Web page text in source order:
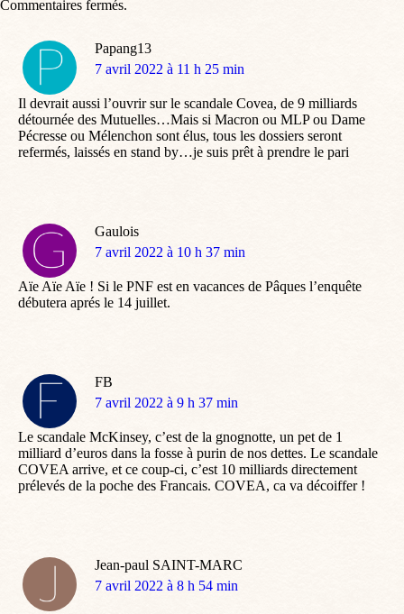
Papang13
dit
7 avril 2022 à 11 h 25 min
Il devrait aussi l’ouvrir sur le scandale Covea, de 9 milliards
détournée des Mutuelles…Mais si Macron ou MLP ou Dame
Pécresse ou Mélenchon sont élus, tous les dossiers seront
refermés, laissés en stand by…je suis prêt à prendre le pari
Gaulois
dit
7 avril 2022 à 10 h 37 min
Aïe Aïe Aïe ! Si le PNF est en vacances de Pâques l’enquête
débutera aprés le 14 juillet.
FB
dit
7 avril 2022 à 9 h 37 min
Le scandale McKinsey, c’est de la gnognotte, un pet de 1
milliard d’euros dans la fosse à purin de nos dettes. Le scandale
COVEA arrive, et ce coup-ci, c’est 10 milliards directement
prélevés de la poche des Francais. COVEA, ca va décoiffer !
Jean-paul SAINT-MARC
dit
7 avril 2022 à 8 h 54 min
Commentaires fermés.